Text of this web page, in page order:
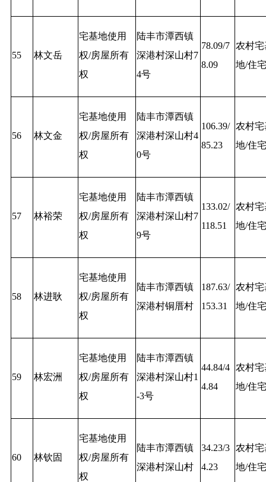
55 林文岳
宅基地使用
权/房屋所有
权
陆丰市潭西镇
深港村深山村7
4号
78.09/7
8.09
农村宅
地/住宅
56 林文金
宅基地使用
权/房屋所有
权
陆丰市潭西镇
深港村深山村4
0号
106.39/
85.23
农村宅
地/住宅
57 林裕荣
宅基地使用
权/房屋所有
权
陆丰市潭西镇
深港村深山村7
9号
133.02/
118.51
农村宅
地/住宅
58 林进耿
宅基地使用
权/房屋所有
权
陆丰市潭西镇
深港村铜厝村
187.63/
153.31
农村宅
地/住宅
59 林宏洲
宅基地使用
权/房屋所有
权
陆丰市潭西镇
深港村深山村1
-3号
44.84/4
4.84
农村宅
地/住宅
60 林钦固
宅基地使用
权/房屋所有
权
陆丰市潭西镇
深港村深山村
34.23/3
4.23
农村宅
地/住宅